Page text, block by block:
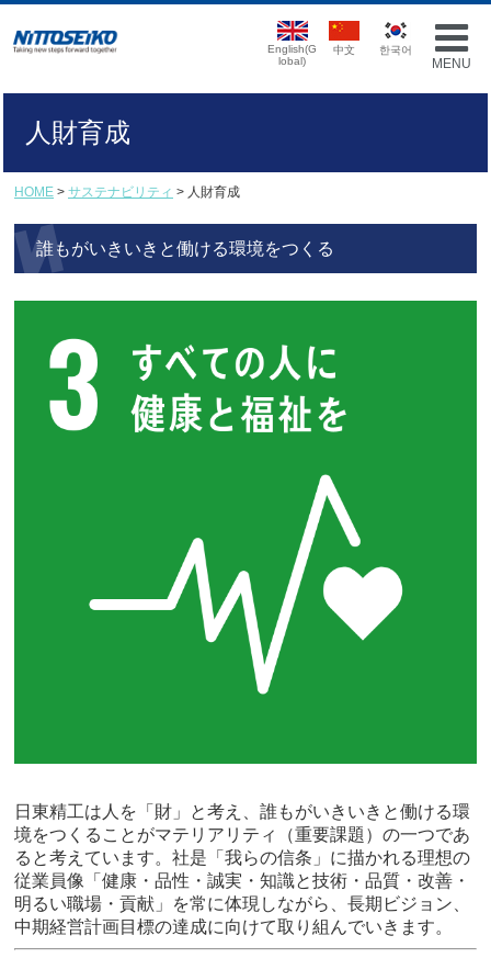
MENU
English(G
lobal)
中文 한국어
人財育成
HOME > サステナビリティ > 人財育成
誰もがいきいきと働ける環境をつくる
日東精工は人を「財」と考え、誰もがいきいきと働ける環
境をつくることがマテリアリティ（重要課題）の一つであ
ると考えています。社是「我らの信条」に描かれる理想の
従業員像「健康・品性・誠実・知識と技術・品質・改善・
明るい職場・貢献」を常に体現しながら、長期ビジョン、
中期経営計画目標の達成に向けて取り組んでいきます。